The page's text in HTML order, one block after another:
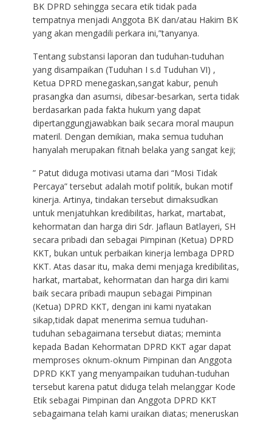
BK DPRD sehingga secara etik tidak pada
tempatnya menjadi Anggota BK dan/atau Hakim BK
yang akan mengadili perkara ini,”tanyanya.
Tentang substansi laporan dan tuduhan-tuduhan
yang disampaikan (Tuduhan I s.d Tuduhan VI) ,
Ketua DPRD menegaskan,sangat kabur, penuh
prasangka dan asumsi, dibesar-besarkan, serta tidak
berdasarkan pada fakta hukum yang dapat
dipertanggungjawabkan baik secara moral maupun
materil. Dengan demikian, maka semua tuduhan
hanyalah merupakan fitnah belaka yang sangat keji;
” Patut diduga motivasi utama dari “Mosi Tidak
Percaya” tersebut adalah motif politik, bukan motif
kinerja. Artinya, tindakan tersebut dimaksudkan
untuk menjatuhkan kredibilitas, harkat, martabat,
kehormatan dan harga diri Sdr. Jaflaun Batlayeri, SH
secara pribadi dan sebagai Pimpinan (Ketua) DPRD
KKT, bukan untuk perbaikan kinerja lembaga DPRD
KKT. Atas dasar itu, maka demi menjaga kredibilitas,
harkat, martabat, kehormatan dan harga diri kami
baik secara pribadi maupun sebagai Pimpinan
(Ketua) DPRD KKT, dengan ini kami nyatakan
sikap,tidak dapat menerima semua tuduhan-
tuduhan sebagaimana tersebut diatas; meminta
kepada Badan Kehormatan DPRD KKT agar dapat
memproses oknum-oknum Pimpinan dan Anggota
DPRD KKT yang menyampaikan tuduhan-tuduhan
tersebut karena patut diduga telah melanggar Kode
Etik sebagai Pimpinan dan Anggota DPRD KKT
sebagaimana telah kami uraikan diatas; meneruskan